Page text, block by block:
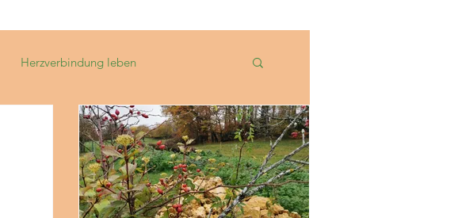
Herzverbindung leben
Ferien
Gongklang-Reise